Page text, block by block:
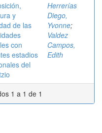
y
de las
con
estadios
del
Herrerías
Diego,
Yvonne;
Valdez
Campos,
Edith
1 a 1 de 1